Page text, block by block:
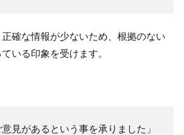
確な情報が少ないため、根拠のない
いる印象を受けます。
意見があるという事を承りました」